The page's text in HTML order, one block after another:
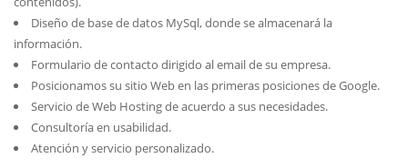
Diseño de base de datos MySql, donde se almacenará la
información.
Formulario de contacto dirigido al email de su empresa.
Posicionamos su sitio Web en las primeras posiciones de Google.
Servicio de Web Hosting de acuerdo a sus necesidades.
Consultoría en usabilidad.
Atención y servicio personalizado.